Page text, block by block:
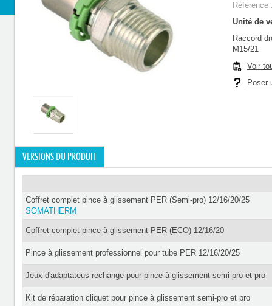
Unité de
Raccord
M15/21
Voir
Poser
VERSIONS DU PRODUIT
Coffret complet pince à glissement PER (Semi-pro) 12/16/20/25
SOMATHERM
Coffret complet pince à glissement PER (ECO) 12/16/20
Pince à glissement professionnel pour tube PER 12/16/20/25
Jeux d'adaptateus rechange pour pince à glissement semi-pro et pro
Kit de réparation cliquet pour pince à glissement semi-pro et pro